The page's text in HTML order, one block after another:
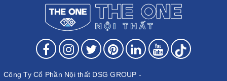
Công Ty Cổ Phần Nội thất DSG GROUP -